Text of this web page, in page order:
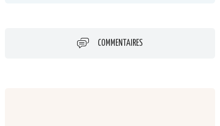
COMMENTAIRES